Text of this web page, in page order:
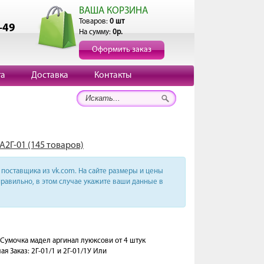
49
ВАША КОРЗИНА
Товаров: 0 шт
На сумму: 0р.
Оформить заказ
Доставка Контакты
01 (145 товаров)
из vk.com. На сайте размеры и цены
в этом случае укажите ваши данные в
мадел аргинал луюксови от 4 штук
Заказ: 2Г-01/1 и 2Г-01/1У Или